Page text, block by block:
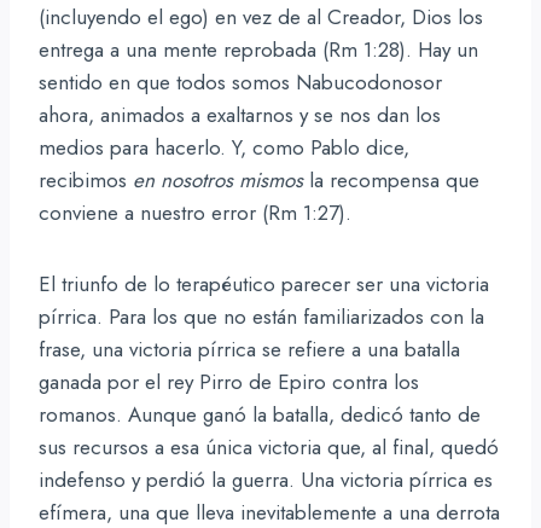
(incluyendo el ego) en vez de al Creador, Dios los
entrega a una mente reprobada (Rm 1:28). Hay un
sentido en que todos somos Nabucodonosor
ahora, animados a exaltarnos y se nos dan los
medios para hacerlo. Y, como Pablo dice,
recibimos en nosotros mismos la recompensa que
conviene a nuestro error (Rm 1:27).
El triunfo de lo terapéutico parecer ser una victoria
pírrica. Para los que no están familiarizados con la
frase, una victoria pírrica se refiere a una batalla
ganada por el rey Pirro de Epiro contra los
romanos. Aunque ganó la batalla, dedicó tanto de
sus recursos a esa única victoria que, al final, quedó
indefenso y perdió la guerra. Una victoria pírrica es
efímera, una que lleva inevitablemente a una derrota